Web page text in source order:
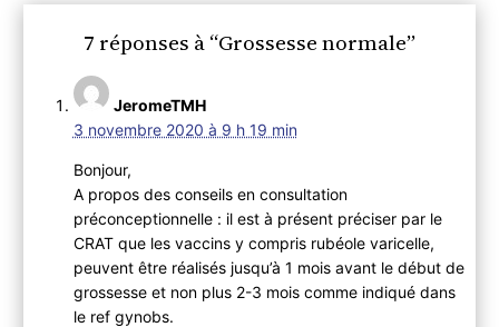
7 réponses à “Grossesse normale”
JeromeTMH
3 novembre 2020 à 9 h 19 min
Bonjour,
A propos des conseils en consultation
préconceptionnelle : il est à présent préciser par le
CRAT que les vaccins y compris rubéole varicelle,
peuvent être réalisés jusqu’à 1 mois avant le début de
grossesse et non plus 2-3 mois comme indiqué dans
le ref gynobs.